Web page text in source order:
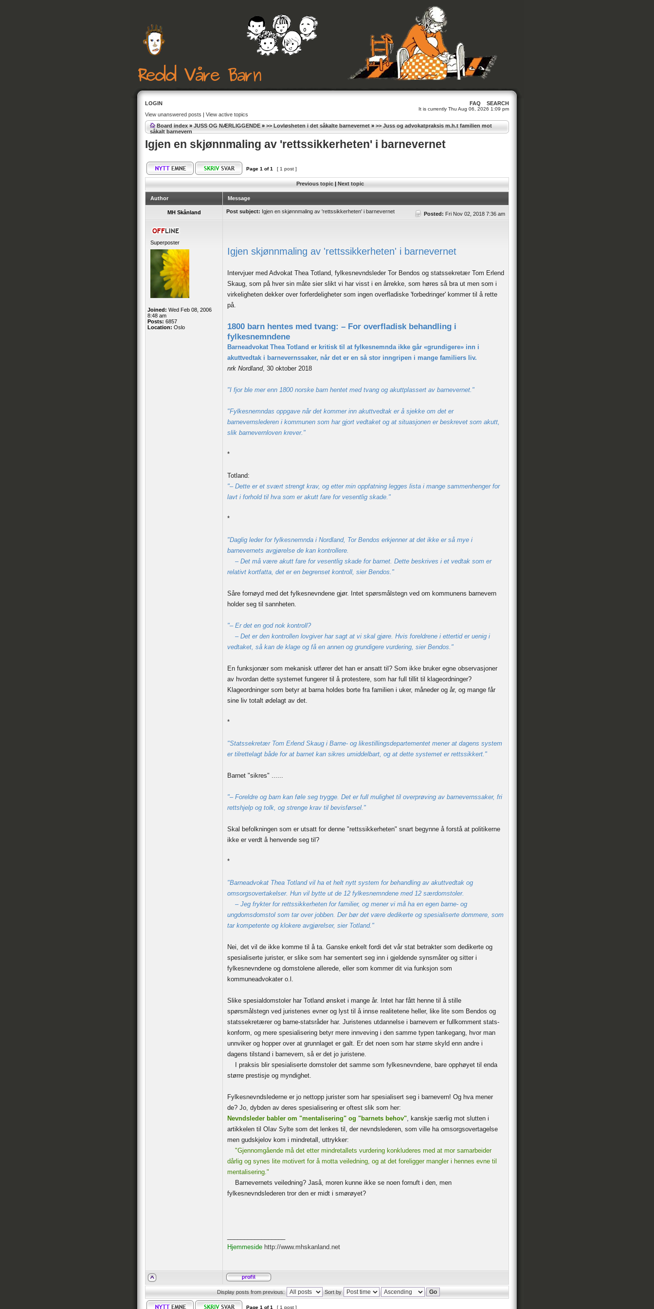
LOGIN FAQ SEARCH
It is currently Thu Aug 06, 2026 1:09 pm
View unanswered posts | View active topics
Board index » JUSS OG NÆRLIGGENDE » >> Lovløsheten i det såkalte barnevernet » >> Juss og advokatpraksis m.h.t familien mot
såkalt barnevern
Igjen en skjønnmaling av 'rettssikkerheten' i barnevernet
Page 1 of1 [ 1 post ]
Previous topic|Next topic
Author Message
MH Skånland Post subject: Igjen en skjønnmaling av 'rettssikkerheten' i barnevernet Posted: Fri Nov 02, 2018 7:36 am
Superposter
Joined: Wed Feb 08, 2006
8:48 am
Posts: 6857
Location: Oslo
Igjen skjønnmaling av 'rettssikkerheten' i barnevernet
Intervjuer med Advokat Thea Totland, fylkesnevndsleder Tor Bendos og statssekretær Tom Erlend
Skaug, som på hver sin måte sier slikt vi har visst i en årrekke, som høres så bra ut men som i
virkeligheten dekker over forferdeligheter som ingen overfladiske 'forbedringer' kommer til å rette
på.
1800 barn hentes med tvang: – For overfladisk behandling i
fylkesnemndene
Barneadvokat Thea Totland er kritisk til at fylkesnemnda ikke går «grundigere» inn i
akuttvedtak i barnevernssaker, når det er en så stor inngripen i mange familiers liv.
nrk Nordland, 30 oktober 2018
"I fjor ble mer enn 1800 norske barn hentet med tvang og akuttplassert av barnevernet."
"Fylkesnemndas oppgave når det kommer inn akuttvedtak er å sjekke om det er
barnevernslederen i kommunen som har gjort vedtaket og at situasjonen er beskrevet som akutt,
slik barnevernloven krever."
*
Totland:
"– Dette er et svært strengt krav, og etter min oppfatning legges lista i mange sammenhenger for
lavt i forhold til hva som er akutt fare for vesentlig skade."
*
"Daglig leder for fylkesnemnda i Nordland, Tor Bendos erkjenner at det ikke er så mye i
barnevernets avgjørelse de kan kontrollere.
– Det må være akutt fare for vesentlig skade for barnet. Dette beskrives i et vedtak som er
relativt kortfatta, det er en begrenset kontroll, sier Bendos."
Såre fornøyd med det fylkesnevndene gjør. Intet spørsmålstegn ved om kommunens barnevern
holder seg til sannheten.
"– Er det en god nok kontroll?
– Det er den kontrollen lovgiver har sagt at vi skal gjøre. Hvis foreldrene i ettertid er uenig i
vedtaket, så kan de klage og få en annen og grundigere vurdering, sier Bendos."
En funksjonær som mekanisk utfører det han er ansatt til? Som ikke bruker egne observasjoner
av hvordan dette systemet fungerer til å protestere, som har full tillit til klageordninger?
Klageordninger som betyr at barna holdes borte fra familien i uker, måneder og år, og mange får
sine liv totalt ødelagt av det.
*
"Statssekretær Tom Erlend Skaug i Barne- og likestillingsdepartementet mener at dagens system
er tilrettelagt både for at barnet kan sikres umiddelbart, og at dette systemet er rettssikkert."
Barnet "sikres" ......
"– Foreldre og barn kan føle seg trygge. Det er full mulighet til overprøving av barnevernssaker, fri
rettshjelp og tolk, og strenge krav til bevisførsel."
Skal befolkningen som er utsatt for denne "rettssikkerheten" snart begynne å forstå at politikerne
ikke er verdt å henvende seg til?
*
"Barneadvokat Thea Totland vil ha et helt nytt system for behandling av akuttvedtak og
omsorgsovertakelser. Hun vil bytte ut de 12 fylkesnemndene med 12 særdomstoler.
– Jeg frykter for rettssikkerheten for familier, og mener vi må ha en egen barne- og
ungdomsdomstol som tar over jobben. Der bør det være dedikerte og spesialiserte dommere, som
tar kompetente og klokere avgjørelser, sier Totland."
Nei, det vil de ikke komme til å ta. Ganske enkelt fordi det vår stat betrakter som dedikerte og
spesialiserte jurister, er slike som har sementert seg inn i gjeldende synsmåter og sitter i
fylkesnevndene og domstolene allerede, eller som kommer dit via funksjon som
kommuneadvokater o.l.
Slike spesialdomstoler har Totland ønsket i mange år. Intet har fått henne til å stille
spørsmålstegn ved juristenes evner og lyst til å innse realitetene heller, like lite som Bendos og
statssekretærer og barne-statsråder har. Juristenes utdannelse i barnevern er fullkomment stats-
konform, og mere spesialisering betyr mere innveving i den samme typen tankegang, hvor man
unnviker og hopper over at grunnlaget er galt. Er det noen som har større skyld enn andre i
dagens tilstand i barnevern, så er det jo juristene.
I praksis blir spesialiserte domstoler det samme som fylkesnevndene, bare opphøyet til enda
større prestisje og myndighet.
Fylkesnevndslederne er jo nettopp jurister som har spesialisert seg i barnevern! Og hva mener
de? Jo, dybden av deres spesialisering er oftest slik som her:
Nevndsleder babler om "mentalisering" og "barnets behov", kanskje særlig mot slutten i
artikkelen til OIav Sylte som det lenkes til, der nevndslederen, som ville ha omsorgsovertagelse
men gudskjelov kom i mindretall, uttrykker:
"Gjennomgående må det etter mindretallets vurdering konkluderes med at mor samarbeider
dårlig og synes lite motivert for å motta veiledning, og at det foreligger mangler i hennes evne til
mentalisering."
Barnevernets veiledning? Jaså, moren kunne ikke se noen fornuft i den, men
fylkesnevndslederen tror den er midt i smørøyet?
Hjemmeside http://www.mhskanland.net
Display posts from previous: Sort by
Page 1 of1 [ 1 post ]